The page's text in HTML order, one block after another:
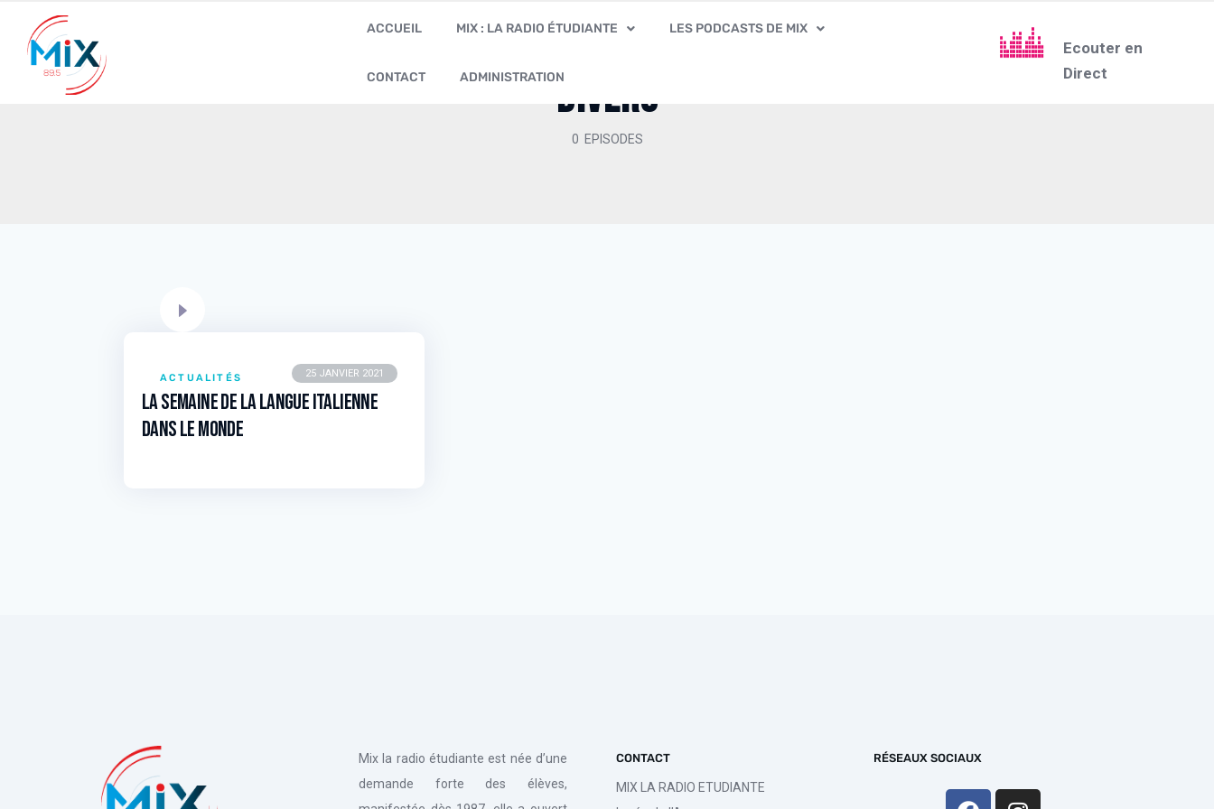
ACCUEIL MIX : LA RADIO ÉTUDIANTE LES PODCASTS DE MIX
CONTACT ADMINISTRATION
Ecouter en
Direct
Divers
0 EPISODES
25 JANVIER 2021
ACTUALITÉS
La semaine de la langue Italienne
dans le monde
Mix la radio étudiante est née d’une
demande forte des élèves,
CONTACT
MIX LA RADIO ETUDIANTE
RÉSEAUX SOCIAUX